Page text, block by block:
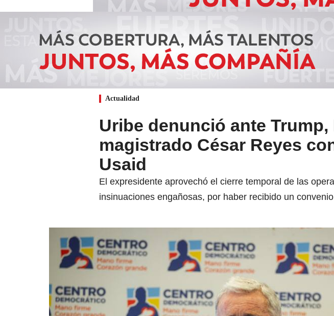
Actualidad
Uribe denunció ante
magistrado César Reyes
Usaid
El expresidente aprovechó el cierre temporal de las
insinuaciones engañosas, por haber recibido un